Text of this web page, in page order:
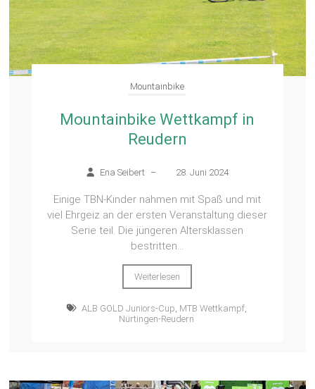
Mountainbike
Mountainbike Wettkampf in
Reudern
Ena Seibert – 28. Juni 2024
Einige TBN-Kinder nahmen mit Spaß und mit
viel Ehrgeiz an der ersten Veranstaltung dieser
Serie teil. Die jüngeren Altersklassen
bestritten...
Weiterlesen
ALB GOLD Juniors-Cup MTB Wettkampf
Nürtingen-Reudern